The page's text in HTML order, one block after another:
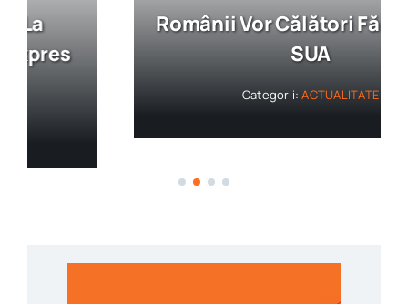
Românii Vor Călători Fără Vize În
ACTUALITATE